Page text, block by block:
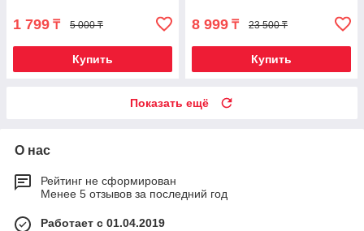
1 799 ₸ 5 000 ₸
Купить
8 999 ₸ 23 500 ₸
Купить
Показать ещё
О нас
Рейтинг не сформирован
Менее 5 отзывов за последний год
Работает с 01.04.2019